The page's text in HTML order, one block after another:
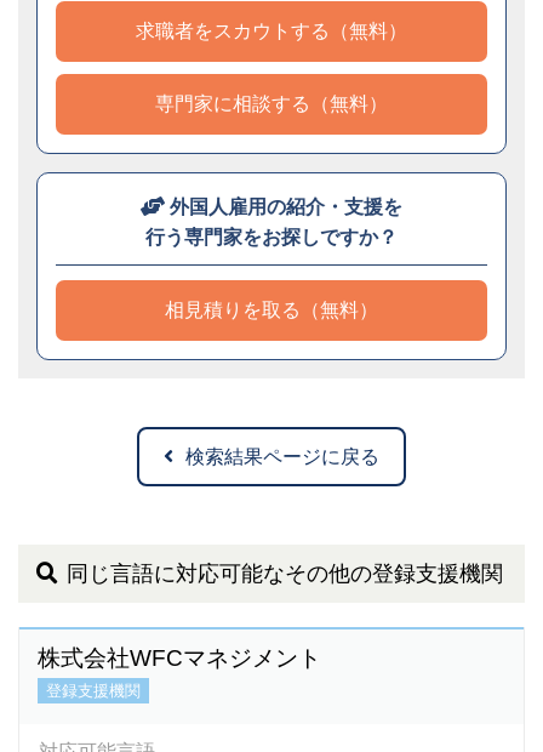
求職者をスカウトする（無料）
専門家に相談する（無料）
外国人雇用の紹介・支援を
行う専門家をお探しですか？
相見積りを取る（無料）
検索結果ページに戻る
同じ言語に対応可能なその他の登録支援機関
株式会社WFCマネジメント
登録支援機関